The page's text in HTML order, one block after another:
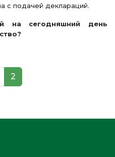
с подачей деклараций.
на сегодняшний день
2